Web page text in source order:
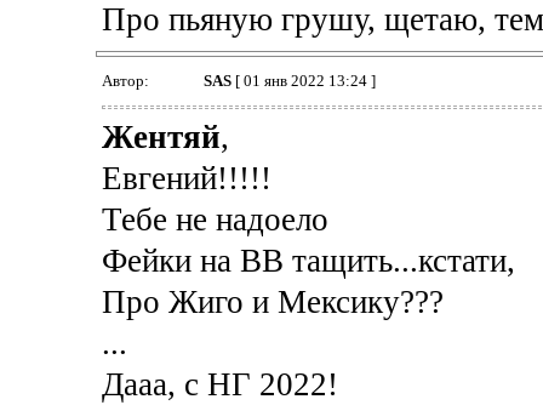
Про пьяную грушу, щетаю,
Автор: SAS[ 01 янв 2022 13:24 ]
Жентяй,
Евгений!!!!!
Тебе не надоело
Фейки на ВВ тащить...кстати,
Про Жиго и Мексику???
...
Дааа, с НГ 2022!